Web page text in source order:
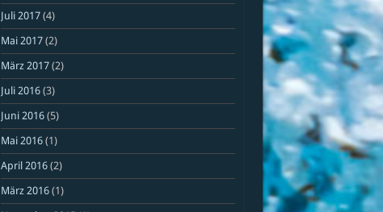
Juli 2017(4)
Mai 2017(2)
März 2017(2)
Juli 2016(3)
Juni 2016(5)
Mai 2016(1)
April 2016(2)
März 2016(1)